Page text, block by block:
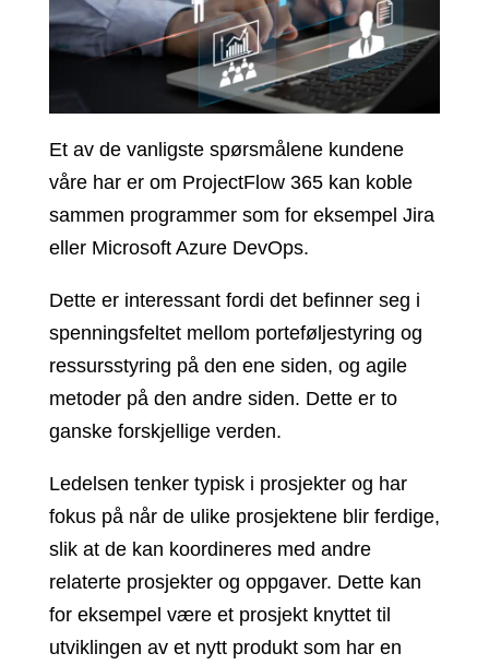
Et av de vanligste spørsmålene kundene
våre har er om ProjectFlow 365 kan koble
sammen programmer som for eksempel Jira
eller Microsoft Azure DevOps.
Dette er interessant fordi det befinner seg i
spenningsfeltet mellom porteføljestyring og
ressursstyring på den ene siden, og agile
metoder på den andre siden. Dette er to
ganske forskjellige verden.
Ledelsen tenker typisk i prosjekter og har
fokus på når de ulike prosjektene blir ferdige,
slik at de kan koordineres med andre
relaterte prosjekter og oppgaver. Dette kan
for eksempel være et prosjekt knyttet til
utviklingen av et nytt produkt som har en